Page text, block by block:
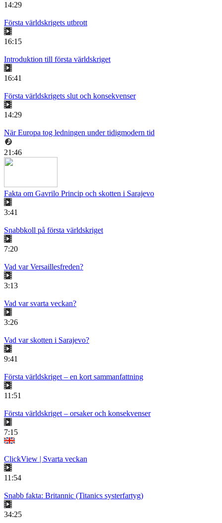
14:29
Första världskrigets utbrott
16:15
Introduktion till första världskriget
16:41
Första världskrigets slut och konsekvenser
14:29
När Europa tog ledningen under tidigmodern tid
21:46
Fakta om Gavrilo Princip och skotten i Sarajevo
3:41
Snabbkoll på första världskriget
7:20
Vad var Versaillesfreden?
3:13
Vad var svarta veckan?
3:26
Vad var skotten i Sarajevo?
9:41
Första världskriget – en kort sammanfattning
11:51
Första världskriget – orsaker och konsekvenser
7:15
ClickView | Svarta veckan
11:54
Snabb fakta: Britannic (Titanics systerfartyg)
34:25